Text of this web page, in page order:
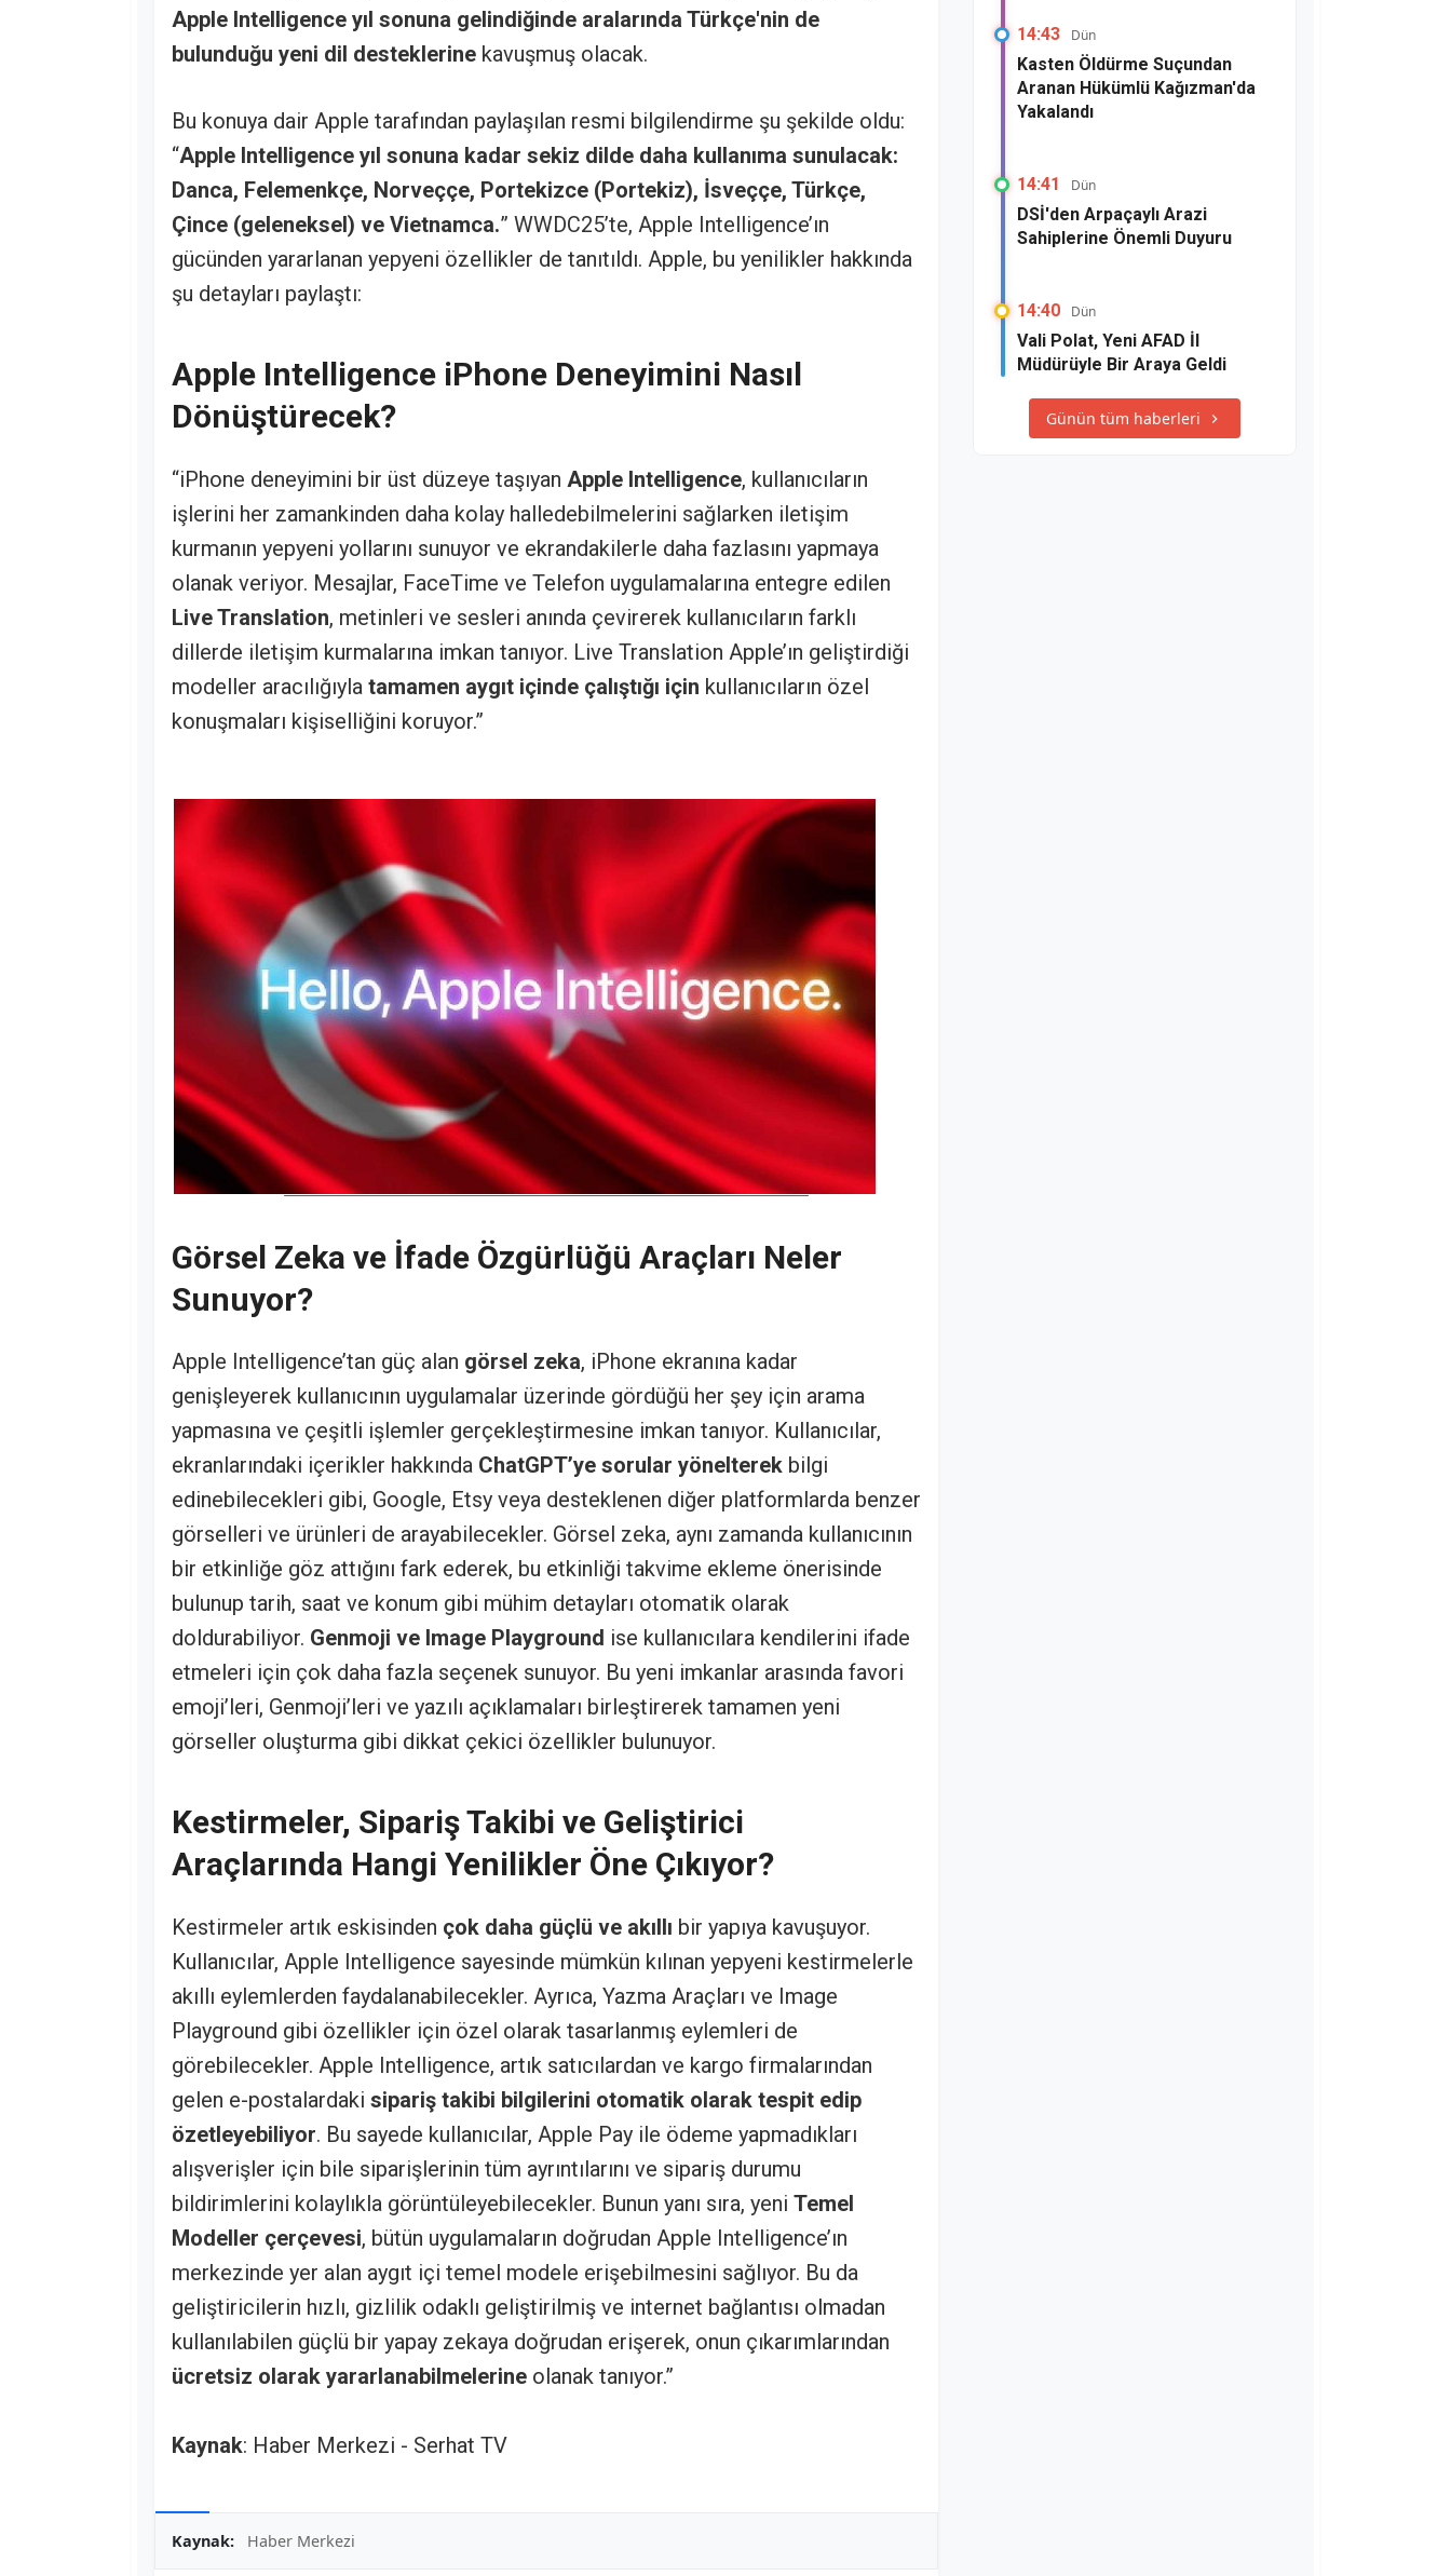
Apple Intelligence yıl sonuna gelindiğinde aralarında Türkçe'nin de
bulunduğu yeni dil desteklerine kavuşmuş olacak.
Bu konuya dair Apple tarafından paylaşılan resmi bilgilendirme şu şekilde oldu:
“Apple Intelligence yıl sonuna kadar sekiz dilde daha kullanıma sunulacak:
Danca, Felemenkçe, Norveççe, Portekizce (Portekiz), İsveççe, Türkçe,
Çince (geleneksel) ve Vietnamca.” WWDC25’te, Apple Intelligence’ın
gücünden yararlanan yepyeni özellikler de tanıtıldı. Apple, bu yenilikler hakkında
şu detayları paylaştı:
Apple Intelligence iPhone Deneyimini Nasıl
Dönüştürecek?
“iPhone deneyimini bir üst düzeye taşıyan Apple Intelligence, kullanıcıların
işlerini her zamankinden daha kolay halledebilmelerini sağlarken iletişim
kurmanın yepyeni yollarını sunuyor ve ekrandakilerle daha fazlasını yapmaya
olanak veriyor. Mesajlar, FaceTime ve Telefon uygulamalarına entegre edilen
Live Translation, metinleri ve sesleri anında çevirerek kullanıcıların farklı
dillerde iletişim kurmalarına imkan tanıyor. Live Translation Apple’ın geliştirdiği
modeller aracılığıyla tamamen aygıt içinde çalıştığı için kullanıcıların özel
konuşmaları kişiselliğini koruyor.”
Görsel Zeka ve İfade Özgürlüğü Araçları Neler
Sunuyor?
Apple Intelligence’tan güç alan görsel zeka, iPhone ekranına kadar
genişleyerek kullanıcının uygulamalar üzerinde gördüğü her şey için arama
yapmasına ve çeşitli işlemler gerçekleştirmesine imkan tanıyor. Kullanıcılar,
ekranlarındaki içerikler hakkında ChatGPT’ye sorular yönelterek bilgi
edinebilecekleri gibi, Google, Etsy veya desteklenen diğer platformlarda benzer
görselleri ve ürünleri de arayabilecekler. Görsel zeka, aynı zamanda kullanıcının
bir etkinliğe göz attığını fark ederek, bu etkinliği takvime ekleme önerisinde
bulunup tarih, saat ve konum gibi mühim detayları otomatik olarak
doldurabiliyor. Genmoji ve Image Playground ise kullanıcılara kendilerini ifade
etmeleri için çok daha fazla seçenek sunuyor. Bu yeni imkanlar arasında favori
emoji’leri, Genmoji’leri ve yazılı açıklamaları birleştirerek tamamen yeni
görseller oluşturma gibi dikkat çekici özellikler bulunuyor.
Kestirmeler, Sipariş Takibi ve Geliştirici
Araçlarında Hangi Yenilikler Öne Çıkıyor?
Kestirmeler artık eskisinden çok daha güçlü ve akıllı bir yapıya kavuşuyor.
Kullanıcılar, Apple Intelligence sayesinde mümkün kılınan yepyeni kestirmelerle
akıllı eylemlerden faydalanabilecekler. Ayrıca, Yazma Araçları ve Image
Playground gibi özellikler için özel olarak tasarlanmış eylemleri de
görebilecekler. Apple Intelligence, artık satıcılardan ve kargo firmalarından
gelen e-postalardaki sipariş takibi bilgilerini otomatik olarak tespit edip
özetleyebiliyor. Bu sayede kullanıcılar, Apple Pay ile ödeme yapmadıkları
alışverişler için bile siparişlerinin tüm ayrıntılarını ve sipariş durumu
bildirimlerini kolaylıkla görüntüleyebilecekler. Bunun yanı sıra, yeni Temel
Modeller çerçevesi, bütün uygulamaların doğrudan Apple Intelligence’ın
merkezinde yer alan aygıt içi temel modele erişebilmesini sağlıyor. Bu da
geliştiricilerin hızlı, gizlilik odaklı geliştirilmiş ve internet bağlantısı olmadan
kullanılabilen güçlü bir yapay zekaya doğrudan erişerek, onun çıkarımlarından
ücretsiz olarak yararlanabilmelerine olanak tanıyor.”
Kaynak: Haber Merkezi - Serhat TV
Kaynak: Haber Merkezi
14:43 Dün
Kasten Öldürme Suçundan
Aranan Hükümlü Kağızman'da
Yakalandı
14:41 Dün
DSİ'den Arpaçaylı Arazi
Sahiplerine Önemli Duyuru
14:40 Dün
Vali Polat, Yeni AFAD İl
Müdürüyle Bir Araya Geldi
Günün tüm haberleri